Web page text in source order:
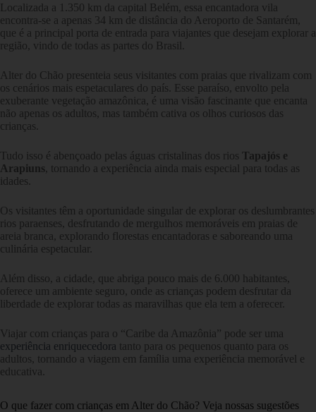
Localizada a 1.350 km da capital Belém, essa encantadora vila
encontra-se a apenas 34 km de distância do Aeroporto de Santarém,
que é a principal porta de entrada para viajantes que desejam explorar a
região, vindo de todas as partes do Brasil.
Alter do Chão presenteia seus visitantes com praias que rivalizam com
os cenários mais espetaculares do país. Esse paraíso, envolto pela
exuberante vegetação amazônica, é uma visão fascinante que encanta
não apenas os adultos, mas também cativa os olhos curiosos das
crianças.
Tudo isso é abençoado pelas águas cristalinas dos rios Tapajós e
Arapiuns , tornando a experiência ainda mais especial para todas as
idades.
Os visitantes têm a oportunidade singular de explorar os deslumbrantes
rios paraenses, desfrutando de mergulhos memoráveis em praias de
areia branca, explorando florestas encantadoras e saboreando uma
culinária espetacular.
Além disso, a cidade, que abriga pouco mais de 6.000 habitantes,
oferece um ambiente seguro, onde as crianças podem desfrutar da
liberdade de explorar todas as maravilhas que ela tem a oferecer.
Viajar com crianças para o “Caribe da Amazônia” pode ser uma
experiência enriquecedora tanto para os pequenos quanto para os
adultos, tornando a viagem em família uma experiência memorável e
educativa.
O que fazer com crianças em Alter do Chão? Veja nossas sugestões